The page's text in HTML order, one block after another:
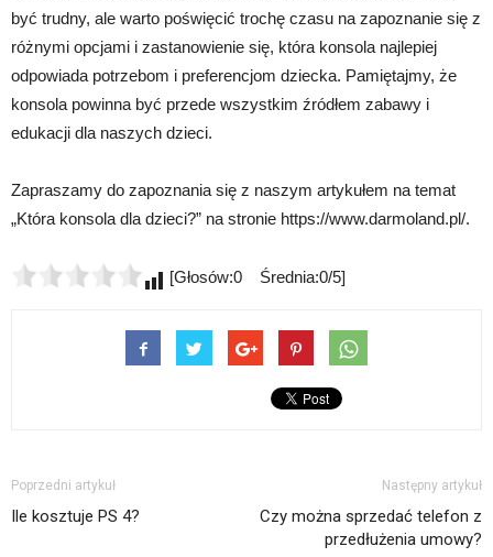
być trudny, ale warto poświęcić trochę czasu na zapoznanie się z
różnymi opcjami i zastanowienie się, która konsola najlepiej
odpowiada potrzebom i preferencjom dziecka. Pamiętajmy, że
konsola powinna być przede wszystkim źródłem zabawy i
edukacji dla naszych dzieci.
Zapraszamy do zapoznania się z naszym artykułem na temat
„Która konsola dla dzieci?” na stronie https://www.darmoland.pl/.
[Głosów:0 Średnia:0/5]
Poprzedni artykuł
Ile kosztuje PS 4?
Następny artykuł
Czy można sprzedać telefon z
przedłużenia umowy?